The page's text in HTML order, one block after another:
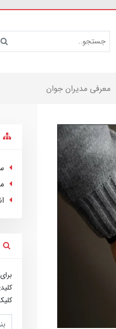
معرفی مدیران جوان